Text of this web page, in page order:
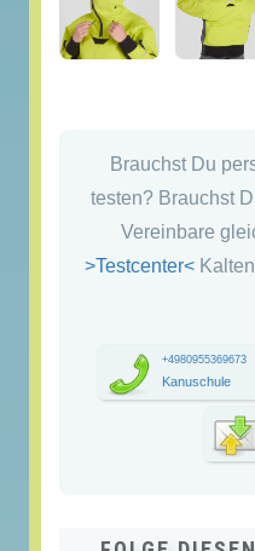
Brauchst Du
testen? Brauchst
Vereinbare
>Testcenter<
+4980955369673
Kanuschule